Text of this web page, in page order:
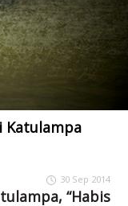
Katulampa
30 Sep 2014
“Habis